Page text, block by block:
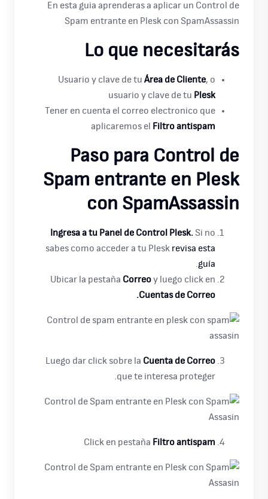
En esta guia aprenderas a aplicar un Control de
Spam entrante en Plesk con SpamAssassin
Lo que necesitarás
Usuario y clave de tu Área de Cliente, o
usuario y clave de tu Plesk
Tener en cuenta el correo electronico que
aplicaremos el
Filtro antispam
Paso para Control de
Spam entrante en Plesk
con SpamAssassin
Ingresa a tu Panel de Control Plesk. Si no
sabes como acceder a tu Plesk revisa esta
guía
Ubicar la pestaña Correoy luego click en
Cuentas de Correo.
Luego dar click sobre la Cuenta de Correo
que te interesa proteger.
Click en pestaña Filtro antispam